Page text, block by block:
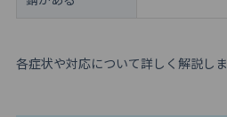
各症状や対応について詳しく解説しま